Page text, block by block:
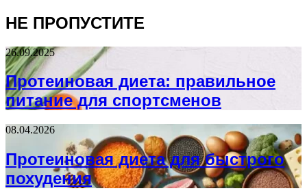
НЕ ПРОПУСТИТЕ
26.09.2025
Протеиновая диета: правильное
питание для спортсменов
08.04.2026
Протеиновая диета для быстрого
похудения